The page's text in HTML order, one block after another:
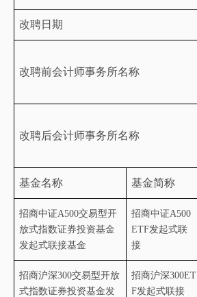
改聘日期
改聘前会计师事务所名称
改聘后会计师事务所名称
基金名称 基金简称
招商中证A500交易型开
放式指数证券投资基金
发起式联接基金
招商中证A500
ETF发起式联
接
招商沪深300交易型开放
式指数证券投资基金发
招商沪深300ET
F发起式联接